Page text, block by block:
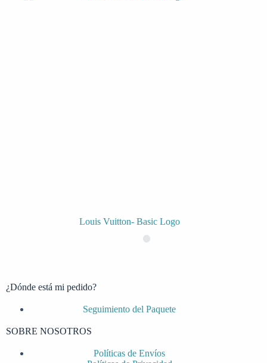
Louis Vuitton- Basic Logo
¿Dónde está mi pedido?
Seguimiento del Paquete
SOBRE NOSOTROS
Políticas de Envíos